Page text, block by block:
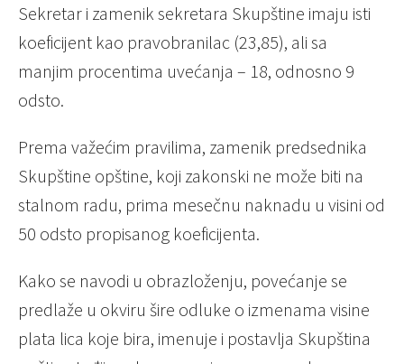
Sekretar i zamenik sekretara Skupštine imaju isti
koeficijent kao pravobranilac (23,85), ali sa
manjim procentima uvećanja – 18, odnosno 9
odsto.
Prema važećim pravilima, zamenik predsednika
Skupštine opštine, koji zakonski ne može biti na
stalnom radu, prima mesečnu naknadu u visini od
50 odsto propisanog koeficijenta.
Kako se navodi u obrazloženju, povećanje se
predlaže u okviru šire odluke o izmenama visine
plata lica koje bira, imenuje i postavlja Skupština